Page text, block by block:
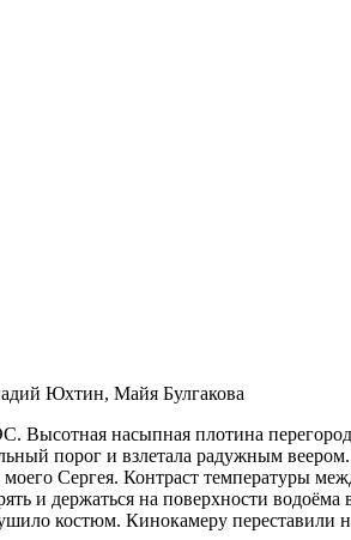
Юхтин, Майя Булгакова
Высотная насыпная плотина
порог и взлетала радужным
Сергея. Контраст температуры
и держаться на поверхности
костюм. Кинокамеру переставили